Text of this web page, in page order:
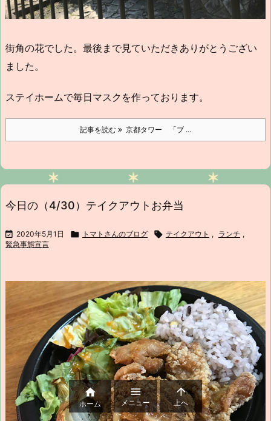
街角の花でした。最後まで見ていただきありがとうござい
ました。
ステイホームで毎日マスクを作っております。
記事を読む 京都タワー 「ブ ...
今日の（4/30）テイクアウトお弁当
 2020年5月1日  トマトさんのブログ  テイクアウト , ランチ ,
緊急事態宣言

ホーム

メニュー

上へ